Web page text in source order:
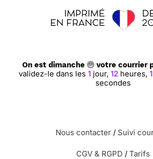
On est dimanche votre courrier
validez-le dans les1 jour,12 heures,
secondes
Nous contacter / Suivi
CGV & RGPD / Tarifs